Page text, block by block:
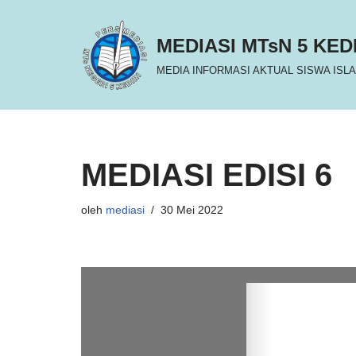
MEDIASI MTsN 5
MEDIA INFORMASI AKTUAL SISWA
MEDIASI EDISI 6
oleh mediasi 30 Mei 2022